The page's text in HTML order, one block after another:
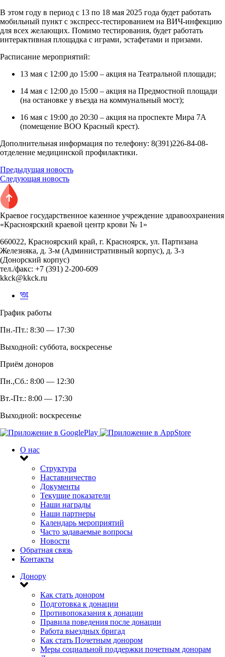
В этом году в период с 13 по 18 мая 2025 года будет работать
мобильный пункт с экспресс-тестированием на ВИЧ-инфекцию
для всех желающих. Помимо тестирования, будет работать
интерактивная площадка с играми, эстафетами и призами.
Расписание мероприятий:
13 мая с 12:00 до 15:00 – акция на Театральной площади;
14 мая с 12:00 до 15:00 – акция на Предмостной площади
(на остановке у въезда на коммунальный мост);
16 мая с 19:00 до 20:30 – акция на проспекте Мира 7А
(помещение ВОО Красный крест).
Дополнительная информация по телефону: 8(391)226-84-08-
отделение медицинской профилактики.
Предыдущая новость
Следующая новость
Краевое государственное казенное учреждение здравоохранения
«Красноярский краевой центр крови № 1»
660022, Красноярский край, г. Красноярск, ул. Партизана
Железняка, д. 3-м (Административный корпус), д. 3-з
(Донорский корпус)
тел./факс: +7 (391) 2-200-609
kkck@kkck.ru
График работы
Пн.-Пт.: 8:30 — 17:30
Выходной: суббота, воскресенье
Приём доноров
Пн.,Сб.: 8:00 — 12:30
Вт.-Пт.: 8:00 — 17:30
Выходной: воскресенье
О нас
Структура
Наставничество
Документы
Текущие показатели
Наши награды
Наши партнеры
Календарь мероприятий
Часто задаваемые вопросы
Новости
Обратная связь
Контакты
Донору
Как стать донором
Подготовка к донации
Противопоказания к донации
Правила поведения после донации
Работа выездных бригад
Как стать Почетным донором
Меры социальной поддержки почетным донорам